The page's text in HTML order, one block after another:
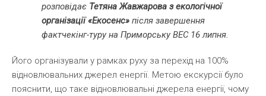
розповідає Тетяна Жавжарова з екологічної
організації «Екосенс» після завершення
фактчекінг-туру на Приморську ВЕС 16 липня.
Його організували у рамках руху за перехід на 100%
відновлювальних джерел енергії. Метою екскурсії було
пояснити, що таке відновлювальні джерела енергії, чому